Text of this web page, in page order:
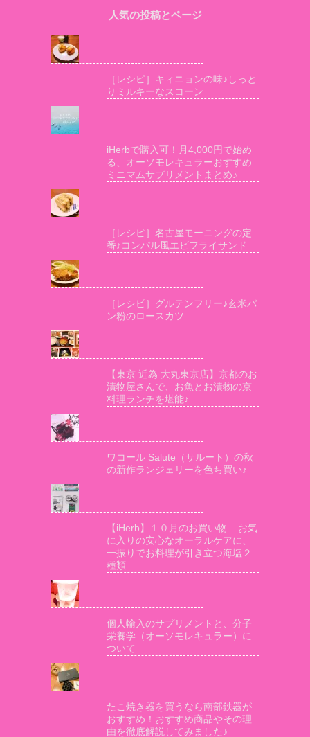
人気の投稿とページ
［レシピ］キィニョンの味♪しっと
りミルキーなスコーン
iHerbで購入可！月4,000円で始め
る、オーソモレキュラーおすすめ
ミニマムサプリメントまとめ♪
［レシピ］名古屋モーニングの定
番♪コンパル風エビフライサンド
［レシピ］グルテンフリー♪玄米パ
ン粉のロースカツ
【東京 近為 大丸東京店】京都のお
漬物屋さんで、お魚とお漬物の京
料理ランチを堪能♪
ワコール Salute（サルート）の秋
の新作ランジェリーを色ち買い♪
【iHerb】１０月のお買い物 – お気
に入りの安心なオーラルケアに、
一振りでお料理が引き立つ海塩２
種類
個人輸入のサプリメントと、分子
栄養学（オーソモレキュラー）に
ついて
たこ焼き器を買うなら南部鉄器が
おすすめ！おすすめ商品やその理
由を徹底解説してみました♪